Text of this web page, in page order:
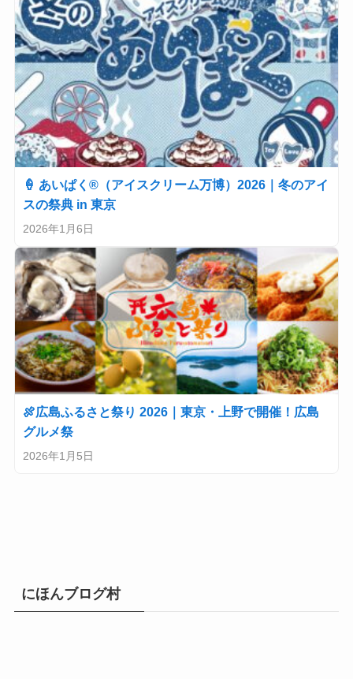
🍦 あいぱく®（アイスクリーム万博）2026｜冬のアイ
スの祭典 in 東京
2026年1月6日
🍖広島ふるさと祭り 2026｜東京・上野で開催！広島
グルメ祭
2026年1月5日
にほんブログ村